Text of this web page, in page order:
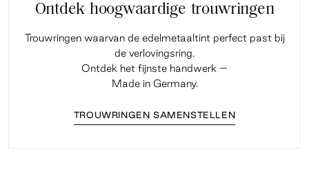
Ontdek hoogwaardige trouwringen
Trouwringen waarvan de edelmetaaltint perfect past bij
de verlovingsring.
Ontdek het fijnste handwerk –
Made in Germany.
TROUWRINGEN SAMENSTELLEN